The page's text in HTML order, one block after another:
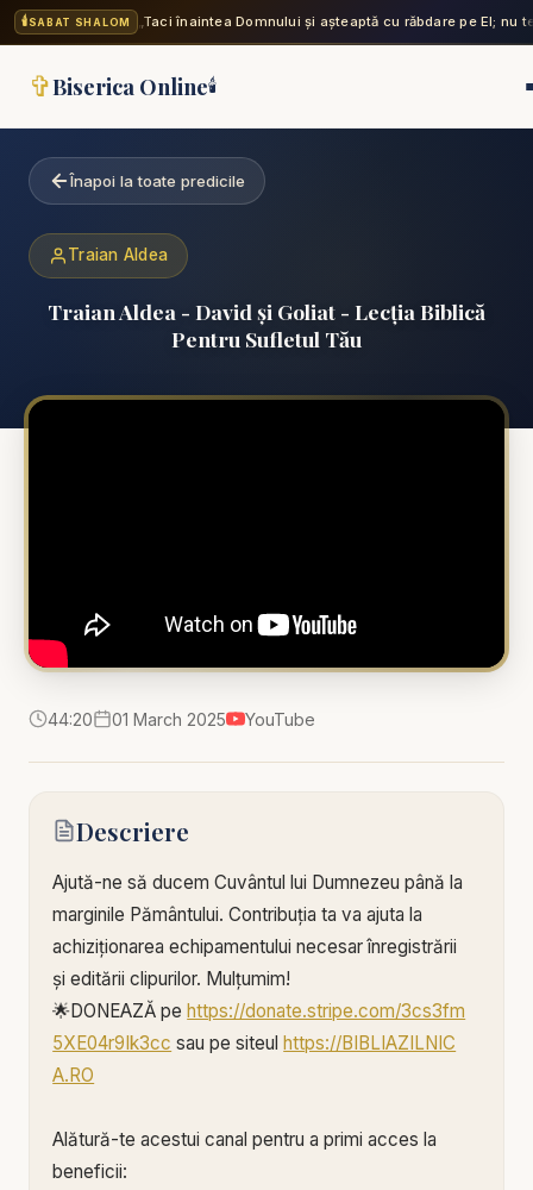
🕯️SABAT SHALOM „Taci înaintea Domnului și așteaptă cu răbdare pe El; nu
✞Biserica Online🕯️
Înapoi la toate predicile
Traian Aldea
Traian Aldea - David și Goliat - Lecția Biblică
Pentru Sufletul Tău
44:20 01 March 2025 YouTube
Descriere
Ajută-ne să ducem Cuvântul lui Dumnezeu până la
marginile Pământului. Contribuția ta va ajuta la
achiziționarea echipamentului necesar înregistrării
și editării clipurilor. Mulțumim!
🌟DONEAZĂ pehttps://donate.stripe.com/3cs3fm
5XE04r9Ik3cc sau pe siteulhttps://BIBLIAZILNIC
A.RO
Alătură-te acestui canal pentru a primi acces la
beneficii: